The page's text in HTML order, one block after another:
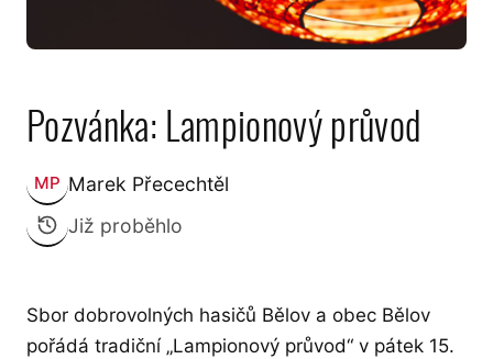
Pozvánka: Lampionový průvod
MP Zveřejnil:
Marek Přecechtěl
Již proběhlo
Sbor dobrovolných hasičů Bělov a obec Bělov
pořádá tradiční „Lampionový průvod“ v pátek 15.